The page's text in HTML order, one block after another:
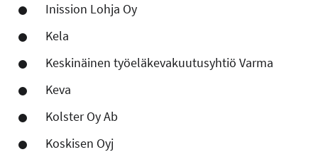
Inission Lohja Oy
Kela
Keskinäinen työeläkevakuutusyhtiö Varma
Keva
Kolster Oy Ab
Koskisen Oyj